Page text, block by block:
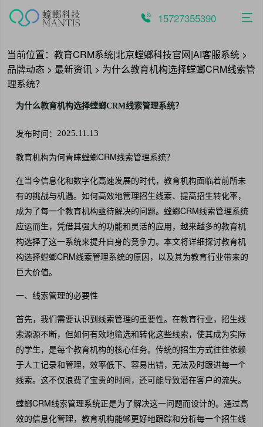
15727355390
当前位置： 教育CRM系统|北京螳螂科技官网|AI客服系统 >
品牌动态 > 最新资讯 > 为什么教育机构选择螳螂CRM线索管
理系统？
为什么教育机构选择螳螂CRM线索管理系统？
发布时间： 2025.11.13
教育机构为何青睐螳螂CRM线索管理系统？
在当今信息化和数字化高速发展的时代，教育机构面临着前所未
有的挑战与机遇。如何高效地管理招生线索、提高招生转化率，
成为了每一个教育机构亟待解决的问题。螳螂CRM线索管理系统
应运而生，凭借其强大的功能和灵活的应用，越来越多的教育机
构选择了这一系统来提升自身的竞争力。本文将详细探讨教育机
构选择螳螂CRM线索管理系统的原因，以及其为教育行业带来的
巨大价值。
一、线索管理的必要性
首先，我们需要认识到线索管理的重要性。在教育行业，招生线
索源源不断，但如何有效地筛选和转化这些线索，使其成为实际
的学生，是每个教育机构的核心任务。传统的招生方式往往依赖
于人工记录和管理，效率低下、容易出错，无法及时跟进每一个
线索。这不仅浪费了宝贵的时间，还可能导致潜在客户的流失。
螳螂CRM线索管理系统正是为了解决这一问题而设计的。通过高
效的信息化管理，教育机构能够更好地跟踪和分析每一个招生线